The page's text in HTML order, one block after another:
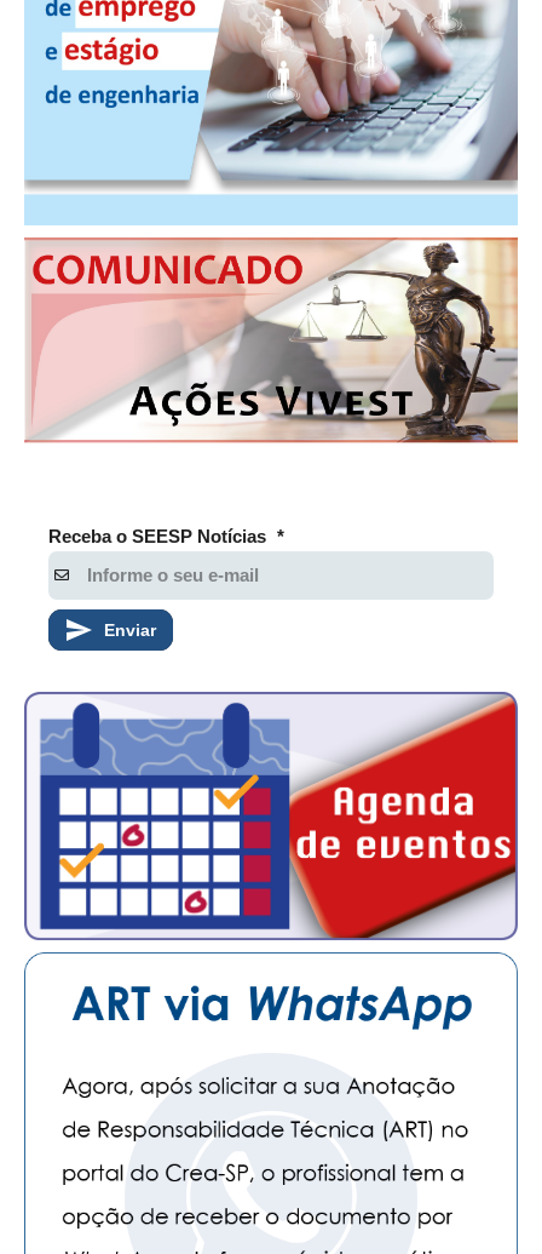
LEGISLAÇÃO
LEI 4.950-A/1966 – PISO SALARIAL
LEI 5.194/1966 – REGULAMENTAÇÃO DA PROFISSÃO
HOMOLOGAÇÕES
PISO SALARIAL
FIQUE POR DENTRO
OPORTUNIDADES
CARREIRA
AUTÔNOMOS E SERVIÇOS
GUIA DAS ENGENHARIAS
CONTATO
ENGENHEIRO EMPREENDEDOR
PLATAFORMAS GRATUITAS
BENEFÍCIOS
SEESPPREV
Receba o SEESP Notícias *
Enviar